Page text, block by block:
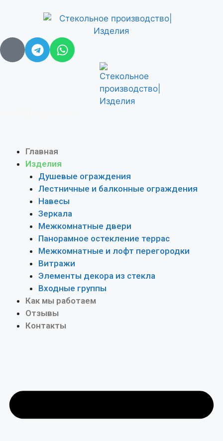
Главная
Изделия
Душевые ограждения
Лестничные и балконные ограждения
Навесы
Зеркала
Межкомнатные двери
Панорамное остекление террас
Межкомнатные и лофт перегородки
Витражи
Элементы декора из стекла
Входные группы
Как мы работаем
Отзывы
Контакты